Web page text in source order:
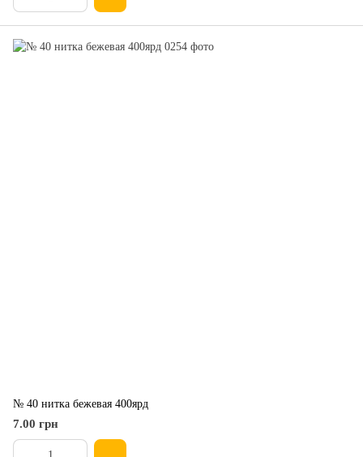
№ 40 нитка бежевая 400ярд
7.00 грн